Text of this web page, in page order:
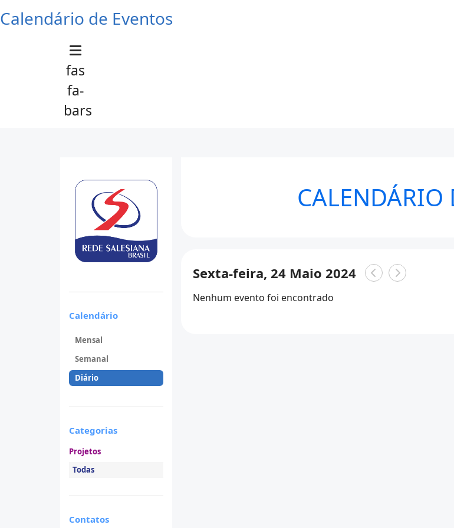
Calendário de Eventos
fas
fa-
bars
Calendário
Mensal
Semanal
Diário
Categorias
Projetos
Todas
Contatos
CALENDÁRIO
Sexta-feira, 24 Maio 2024
Nenhum evento foi encontrado